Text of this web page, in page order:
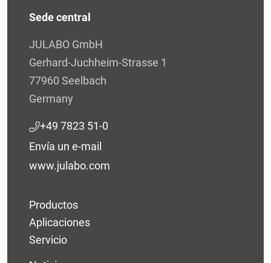
Sede central
JULABO GmbH
Gerhard-Juchheim-Strasse 1
77960 Seelbach
Germany
+49 7823 51-0
Envía un e-mail
www.julabo.com
Productos
Aplicaciones
Servicio